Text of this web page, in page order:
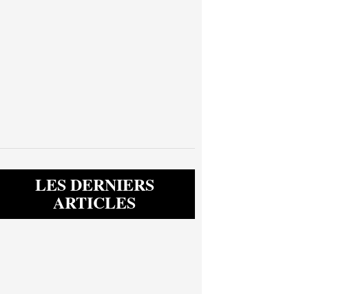
LES DERNIERS
ARTICLES